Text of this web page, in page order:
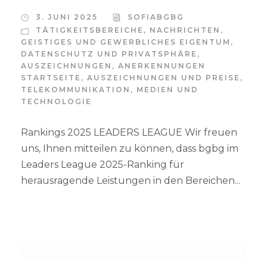
3. JUNI 2025
SOFIABGBG
TÄTIGKEITSBEREICHE , NACHRICHTEN ,
GEISTIGES UND GEWERBLICHES EIGENTUM ,
DATENSCHUTZ UND PRIVATSPHÄRE ,
AUSZEICHNUNGEN , ANERKENNUNGEN
STARTSEITE , AUSZEICHNUNGEN UND PREISE ,
TELEKOMMUNIKATION, MEDIEN UND
TECHNOLOGIE
Rankings 2025 LEADERS LEAGUE Wir freuen
uns, Ihnen mitteilen zu können, dass bgbg im
Leaders League 2025-Ranking für
herausragende Leistungen in den Bereichen...